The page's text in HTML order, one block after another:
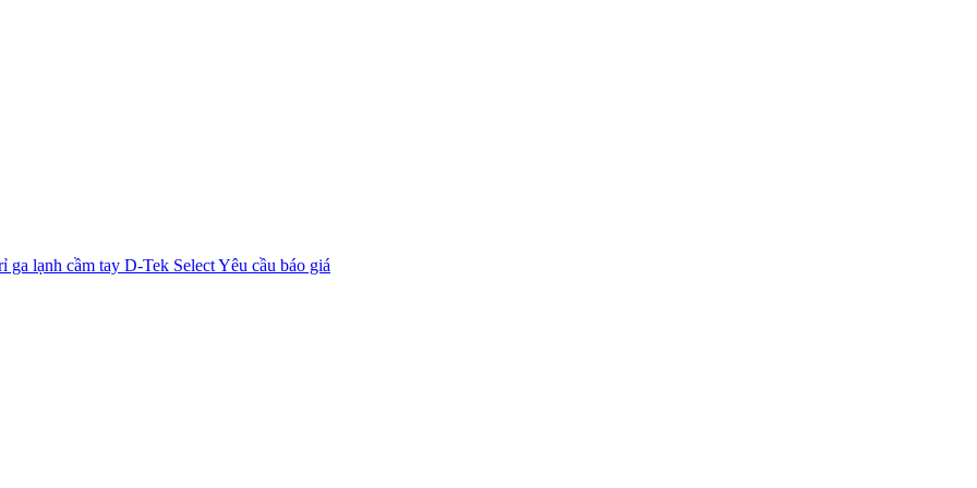
ga lạnh cầm tay D-Tek SelectYêu cầu báo giá